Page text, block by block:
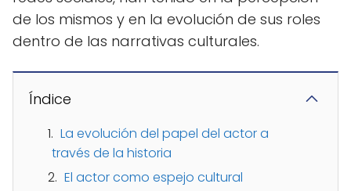
de los mismos y en la evolución de sus roles
dentro de las narrativas culturales.
Índice
La evolución del papel del actor a
través de la historia
El actor como espejo cultural